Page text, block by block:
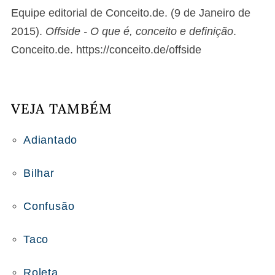
Equipe editorial de Conceito.de. (9 de Janeiro de
2015). Offside - O que é, conceito e definição.
Conceito.de. https://conceito.de/offside
VEJA TAMBÉM
Adiantado
Bilhar
Confusão
Taco
Roleta